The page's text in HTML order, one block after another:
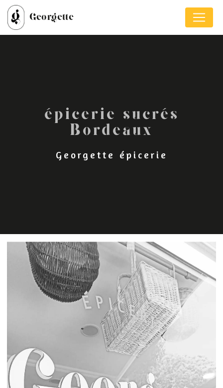
Georgette
épicerie sucrés
Bordeaux
Georgette épicerie
Panneau de gestion des cookies